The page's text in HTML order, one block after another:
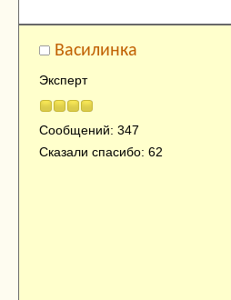
Василинка
Эксперт
Сообщений: 347
Сказали спасибо: 62